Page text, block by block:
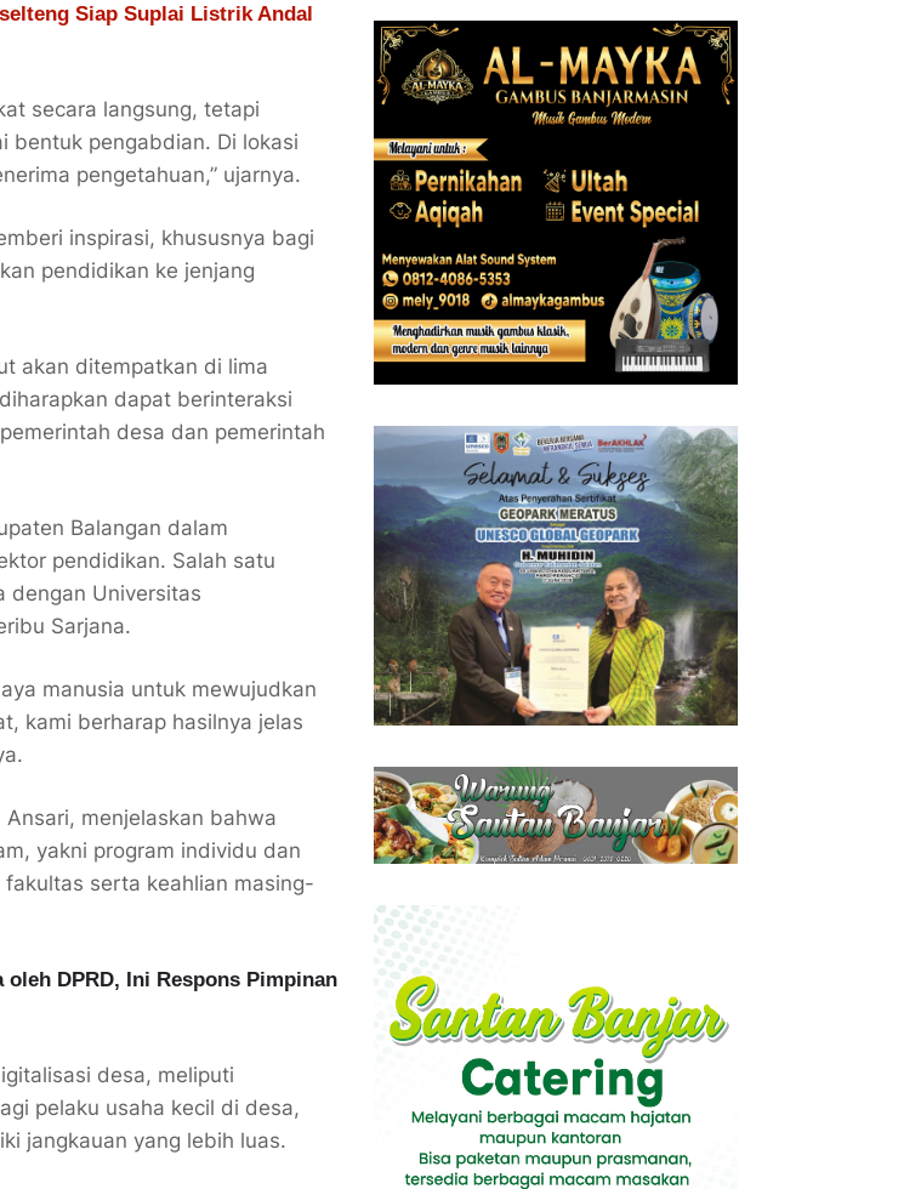
Siap Suplai Listrik Andal
secara langsung, tetapi
bentuk pengabdian. Di lokasi
pengetahuan,” ujarnya.
inspirasi, khususnya bagi
pendidikan ke jenjang
akan ditempatkan di lima
dapat berinteraksi
desa dan pemerintah
Balangan dalam
pendidikan. Salah satu
dengan Universitas
Sarjana.
manusia untuk mewujudkan
kami berharap hasilnya jelas
menjelaskan bahwa
yakni program individu dan
serta keahlian masing-
oleh DPRD, Ini Respons Pimpinan
desa, meliputi
pelaku usaha kecil di desa,
jangkauan yang lebih luas.